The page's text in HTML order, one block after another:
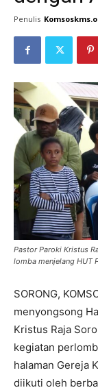
Penulis
Pastor Paroki Kristus
lomba menjelang HUT
SORONG,
menyongsong
Kristus Raja
kegiatan
halaman Gereja
diikuti oleh